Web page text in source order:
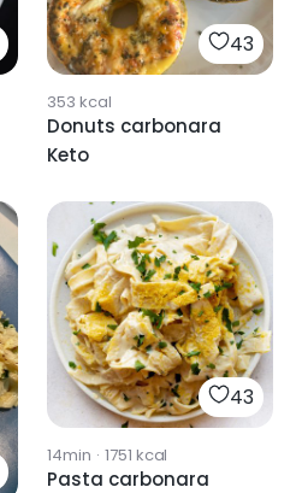
43
353 kcal
Donuts carbonara
Keto
43
14min · 1751 kcal
Pasta carbonara